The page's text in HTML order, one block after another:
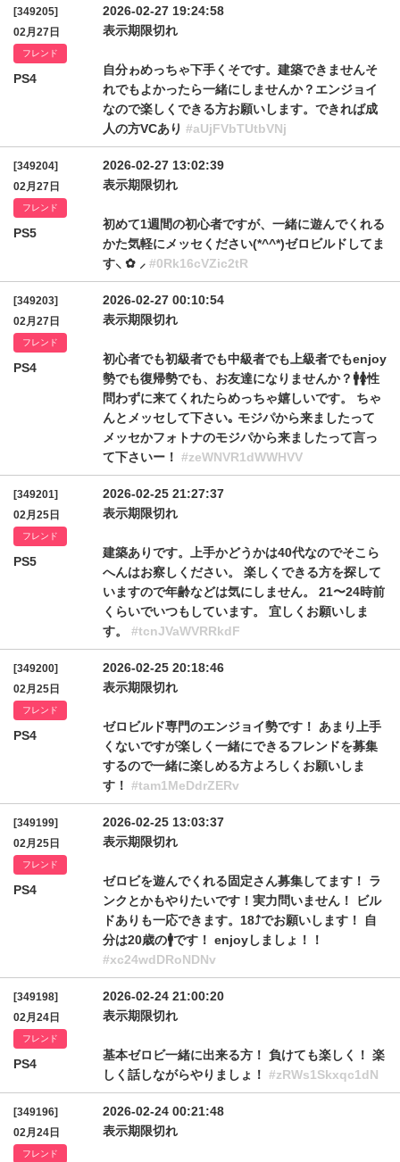
[349205]
02月27日
フレンド
PS4
2026-02-27 19:24:58
表示期限切れ
自分ゎめっちゃ下手くそです。建築できませんそ
れでもよかったら一緒にしませんか？エンジョイ
なので楽しくできる方お願いします。できれば成
人の方VCあり #aUjFVbTUtbVNj
[349204]
02月27日
フレンド
PS5
2026-02-27 13:02:39
表示期限切れ
初めて1週間の初心者ですが、一緒に遊んでくれる
かた気軽にメッセください(*^^*)ゼロビルドしてま
す⸜ ✿ ⸝ #0Rk16cVZic2tR
[349203]
02月27日
フレンド
PS4
2026-02-27 00:10:54
表示期限切れ
初心者でも初級者でも中級者でも上級者でもenjoy
勢でも復帰勢でも、お友達になりませんか？🚹🚺‎性
問わずに来てくれたらめっちゃ嬉しいです。 ちゃ
んとメッセして下さい｡ モジパから来ましたって
メッセかフォトナのモジパから来ましたって言っ
て下さいー！ #zeWNVR1dWWHVV
[349201]
02月25日
フレンド
PS5
2026-02-25 21:27:37
表示期限切れ
建築ありです。上手かどうかは40代なのでそこら
へんはお察しください。 楽しくできる方を探して
いますので年齢などは気にしません。 21〜24時前
くらいでいつもしています。 宜しくお願いしま
す。 #tcnJVaWVRRkdF
[349200]
02月25日
フレンド
PS4
2026-02-25 20:18:46
表示期限切れ
ゼロビルド専門のエンジョイ勢です！ あまり上手
くないですが楽しく一緒にできるフレンドを募集
するので一緒に楽しめる方よろしくお願いしま
す！ #tam1MeDdrZERv
[349199]
02月25日
フレンド
PS4
2026-02-25 13:03:37
表示期限切れ
ゼロビを遊んでくれる固定さん募集してます！ ラ
ンクとかもやりたいです！実力問いません！ ビル
ドありも一応できます。18⤴︎︎︎でお願いします！ 自
分は20歳の🚹です！ enjoyしましょ！！
#xc24wdDRoNDNv
[349198]
02月24日
フレンド
PS4
2026-02-24 21:00:20
表示期限切れ
基本ゼロビ一緒に出来る方！ 負けても楽しく！ 楽
しく話しながらやりましょ！ #zRWs1Skxqc1dN
[349196]
02月24日
フレンド
2026-02-24 00:21:48
表示期限切れ